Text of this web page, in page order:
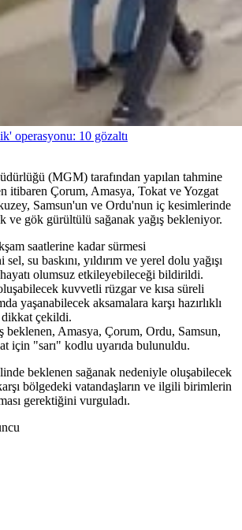
operasyonu: 10 gözaltı
(MGM) tarafından yapılan tahmine
itibaren Çorum, Amasya, Tokat ve Yozgat
Samsun'un ve Ordu'nun iç kesimlerinde
ve gök gürültülü sağanak yağış bekleniyor.
saatlerine kadar sürmesi
su baskını, yıldırım ve yerel dolu yağışı
olumsuz etkileyebileceği bildirildi.
kuvvetli rüzgar ve kısa süreli
yaşanabilecek aksamalara karşı hazırlıklı
dikkat çekildi.
beklenen, Amasya, Çorum, Ordu, Samsun,
için "sarı" kodlu uyarıda bulunuldu.
beklenen sağanak nedeniyle oluşabilecek
bölgedeki vatandaşların ve ilgili birimlerin
gerektiğini vurguladı.